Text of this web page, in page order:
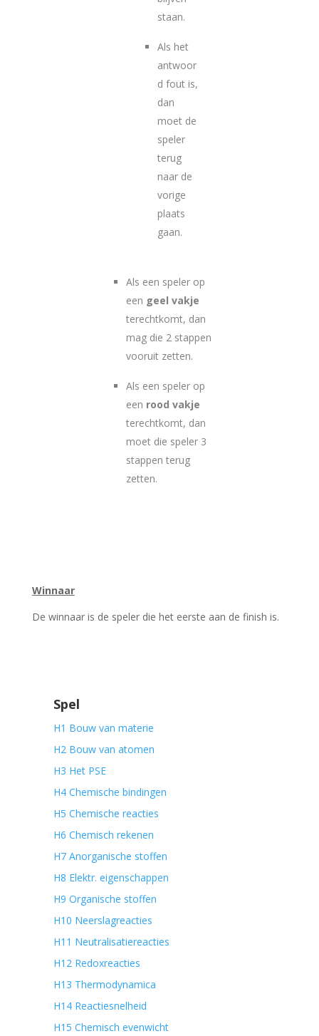
staan.
Als het
antwoor
d fout is,
dan
moet de
speler
terug
naar de
vorige
plaats
gaan.
Als een speler op
een geel vakje
terechtkomt, dan
mag die 2 stappen
vooruit zetten.
Als een speler op
een rood vakje
terechtkomt, dan
moet die speler 3
stappen terug
zetten.
Winnaar
De winnaar is de speler die het eerste aan de finish is.
Spel
H1 Bouw van materie
H2 Bouw van atomen
H3 Het PSE
H4 Chemische bindingen
H5 Chemische reacties
H6 Chemisch rekenen
H7 Anorganische stoffen
H8 Elektr. eigenschappen
H9 Organische stoffen
H10 Neerslagreacties
H11 Neutralisatiereacties
H12 Redoxreacties
H13 Thermodynamica
H14 Reactiesnelheid
H15 Chemisch evenwicht